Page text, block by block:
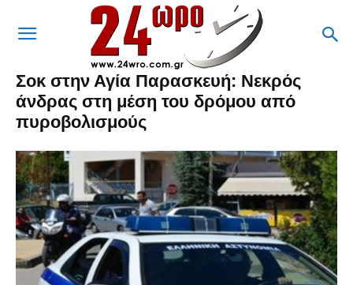
Σοκ στην Αγία Παρασκευή: Νεκρός
άνδρας στη μέση του δρόμου από
πυροβολισμούς